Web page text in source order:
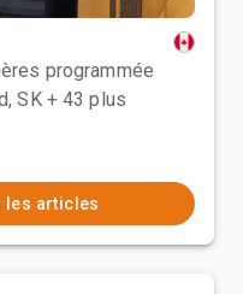
programmée
SK + 43 plus
les articles